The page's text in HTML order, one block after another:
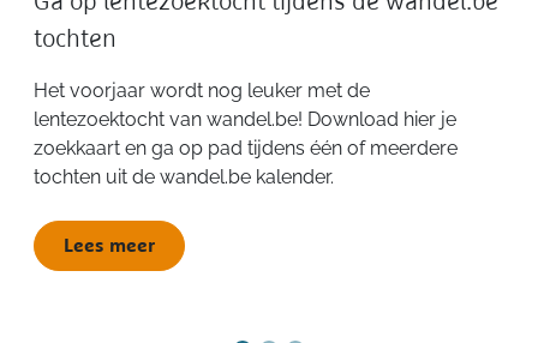
tochten
Het voorjaar wordt nog leuker met de
lentezoektocht van wandel.be! Download hier je
zoekkaart en ga op pad tijdens één of meerdere
tochten uit de wandel.be kalender.
Lees meer